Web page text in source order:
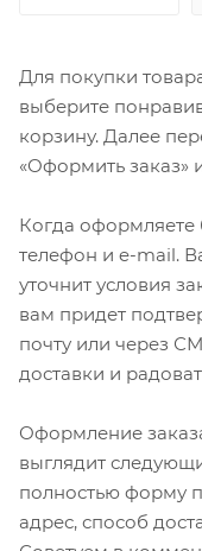
Для покупки
выберите
корзину. Далее
«Оформить заказ»
Когда
телефон и e-mail.
уточнит условия
вам придет
почту или через
доставки и
Оформление
выглядит
полностью форму
адрес, способ